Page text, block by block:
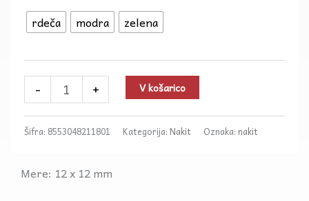
rdeča modra zelena
-
kvadrati
+ V košarico
Šifra: 8553048211801 Kategorija: Nakit Oznaka: nakit
Mere: 12 x 12 mm